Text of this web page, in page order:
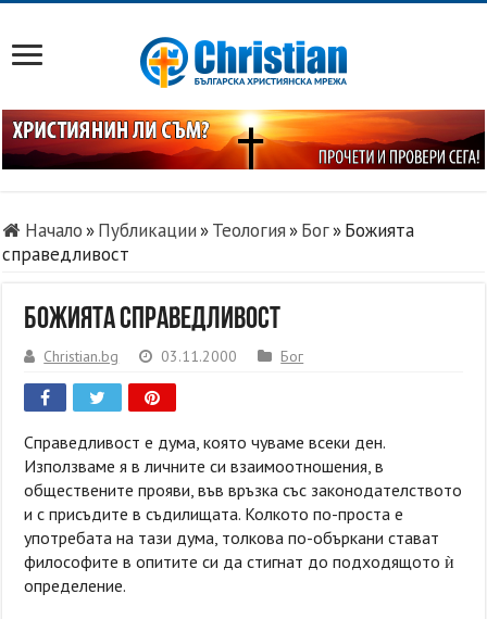
Начало»Публикации»Теология»Бог»Божията
справедливост
Божията справедливост
Christian.bg 03.11.2000 Бог
Справедливост е дума, която чуваме всеки ден.
Използваме я в личните си взаимоотношения, в
обществените прояви, във връзка със законодателството
и с присъдите в съдилищата. Колкото по-проста е
употребата на тази дума, толкова по-объркани стават
философите в опитите си да стигнат до подходящото ѝ
определение.